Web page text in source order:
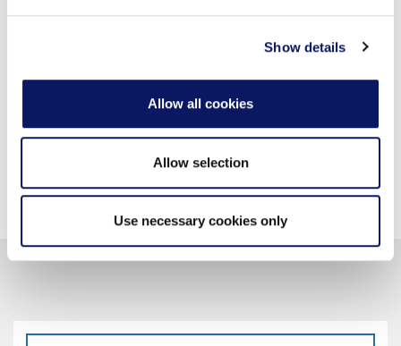
provided to them or that they’ve collected from your use
Show details
Allow all cookies
Allow selection
Use necessary cookies only